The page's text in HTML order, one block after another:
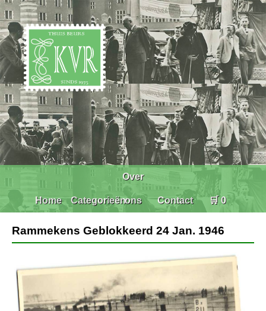
Home Categorieën
Over
ons Contact 🛒 0
Rammekens Geblokkeerd 24 Jan. 1946